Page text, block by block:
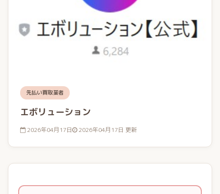
先払い買取業者
エボリューション
2026年04月17日 2026年04月17日 更新